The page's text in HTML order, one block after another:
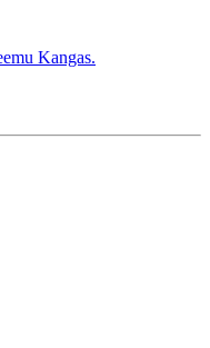
Kangas.